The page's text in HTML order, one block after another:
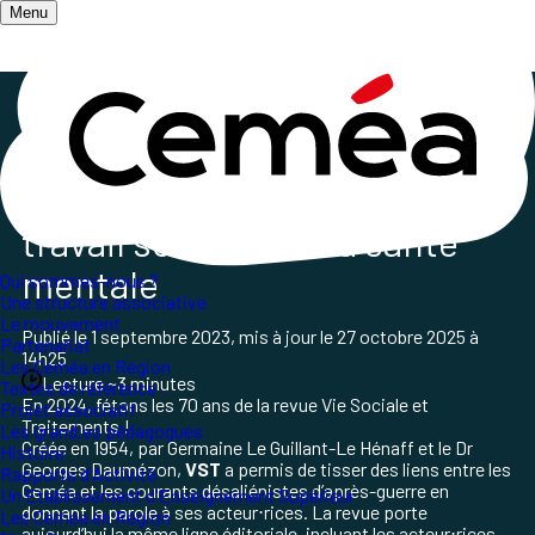
Menu
Qui sommes-nous ?
Une structure associative
Le mouvement
Partenariat
Les Ceméa en Région
Textes de référence
Projet associatif
Les grand.es pédagogues
Histoire
Rapports d'Activité
Un Etablissement d'Enseignement Supérieur
Les Ceméa en Région
Accueil/ 70 ans de la revue VST
70 ans de VST
travail social et de la santé
mentale
Publié le1 septembre 2023, mis à jour le27 octobre 2025 à
14h25
Lecture ~3 minutes
En 2024, fétons les 70 ans de la revue Vie Sociale et
Traitements !
Créée en 1954, par Germaine Le Guillant-Le Hénaff et le Dr
Georges Daumézon, VST a permis de tisser des liens entre les
Ceméa et les courants désaliénistes d’après-guerre en
donnant la parole à ses acteur⋅rices. La revue porte